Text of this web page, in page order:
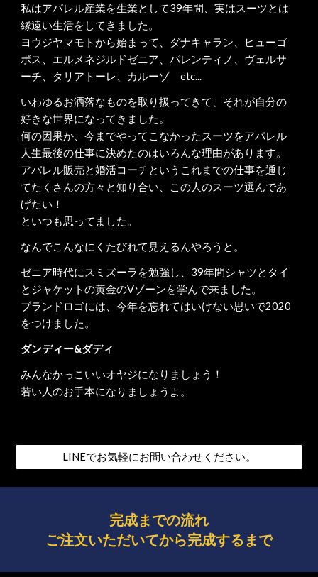
私はアパレル産業を生業として39年間、実はスーツとは
縁遠い生活をしてきました。
ヨウジヤマモトから始まって、ダナキャラン、ヒューゴ
ボス、エルメネジルドゼニア、バレンティノ、ヴェルサ
ーチ、タリアトーレ、カルーゾ etc...
いわゆるお洒落なものを取り扱ってきて、それが自分の
好きな世界になってきました。
何の因果か、今までやってこなかったスーツをアパレル
人生最後の仕事に決めたのはいろんな理由があります。
アパレル販売と婚活コーチというこれまでの仕事を通じ
てたくさんの方々と知り合い、この人のスーツ選んであ
げたい！
といつも思ってました。
なんでこんなにくたびれて見えるんやろうと。
ゼニア時代にスミズーラを勉強し、39年間シャツとタイ
とジャケットの黄金のVゾーンを学んで来ました。
ブランドロゴには、今年を忘れてはいけない思いで2020
をつけました。
ダンディー&ダディ
みんなかっこいいオヤジになりましょう！
若い人のお手本になりましょうよ。
LINEでお気軽にお問い合わせください。
完成までの流れ
ご注文いただいてから完成するまで